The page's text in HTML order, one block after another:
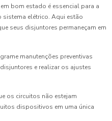
bom estado é essencial para a
sistema elétrico. Aqui estão
seus disjuntores permaneçam em
manutenções preventivas
e realizar os ajustes
os circuitos não estejam
dispositivos em uma única